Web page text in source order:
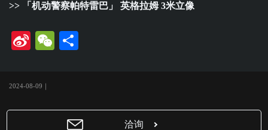
>> 「机动警察帕特雷巴」 英格拉姆 3米立像
Si
W
bo
W
t
2024-08-09｜
洽询